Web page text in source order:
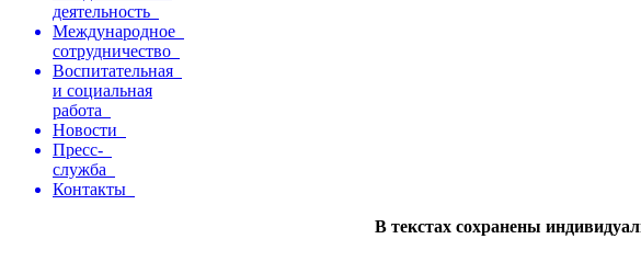
деятельность
Международное
сотрудничество
Воспитательная
и социальная
работа
Новости
Пресс-
служба
Контакты
В текстах сохранены